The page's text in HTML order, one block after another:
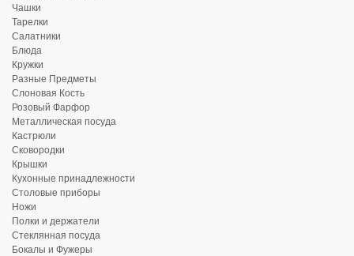
Чашки
Тарелки
Салатники
Блюда
Кружки
Разные Предметы
Слоновая Кость
Розовый Фарфор
Металлическая посуда
Кастрюли
Сковородки
Крышки
Кухонные принадлежности
Столовые приборы
Ножи
Полки и держатели
Стеклянная посуда
Бокалы и Фужеры